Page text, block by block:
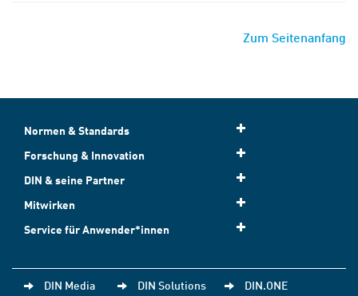
Zum Seitenanfang
Normen & Standards
Forschung & Innovation
DIN & seine Partner
Mitwirken
Service für Anwender*innen
DIN Media DIN Solutions DIN.ONE